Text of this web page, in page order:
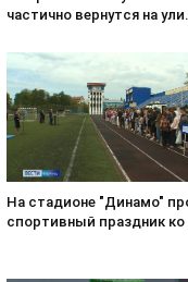
частично вернутся на
На стадионе "Динамо"
спортивный праздник